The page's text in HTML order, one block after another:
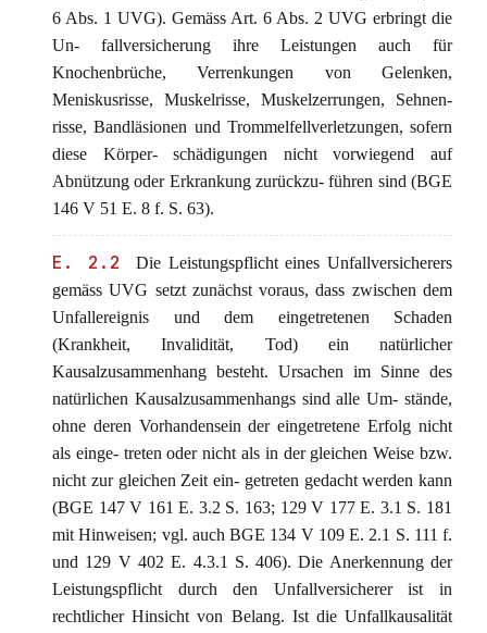
6 Abs. 1 UVG). Gemäss Art. 6 Abs. 2 UVG erbringt die
Un- fallversicherung ihre Leistungen auch für
Knochenbrüche, Verrenkungen von Gelenken,
Meniskusrisse, Muskelrisse, Muskelzerrungen, Sehnen-
risse, Bandläsionen und Trommelfellverletzungen, sofern
diese Körper- schädigungen nicht vorwiegend auf
Abnützung oder Erkrankung zurückzu- führen sind (BGE
146 V 51 E. 8 f. S. 63).
E. 2.2
Die Leistungspflicht eines Unfallversicherers
gemäss UVG setzt zunächst voraus, dass zwischen dem
Unfallereignis und dem eingetretenen Schaden
(Krankheit, Invalidität, Tod) ein natürlicher
Kausalzusammenhang besteht. Ursachen im Sinne des
natürlichen Kausalzusammenhangs sind alle Um- stände,
ohne deren Vorhandensein der eingetretene Erfolg nicht
als einge- treten oder nicht als in der gleichen Weise bzw.
nicht zur gleichen Zeit ein- getreten gedacht werden kann
(BGE 147 V 161 E. 3.2 S. 163; 129 V 177 E. 3.1 S. 181
mit Hinweisen; vgl. auch BGE 134 V 109 E. 2.1 S. 111 f.
und 129 V 402 E. 4.3.1 S. 406). Die Anerkennung der
Leistungspflicht durch den Unfallversicherer ist in
rechtlicher Hinsicht von Belang. Ist die Unfallkausalität